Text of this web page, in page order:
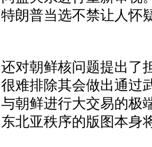
朗普当选不禁让人怀
朝鲜核问题提出了
难排除其会做出通过
朝鲜进行大交易的极
北亚秩序的版图本身